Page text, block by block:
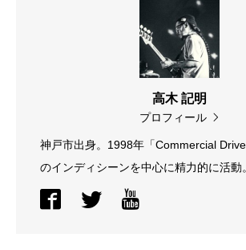
高木 記明
プロフィール
神戸市出身。1998年「Commercial
のインディシーンを中心に精力的に活動